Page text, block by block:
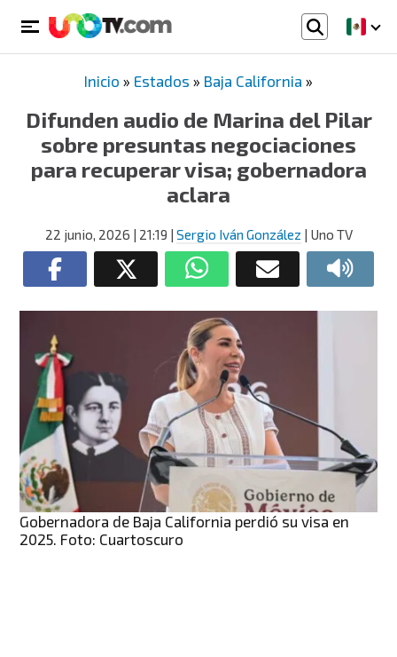
Inicio » Estados » Baja California »
Difunden audio de Marina del Pilar
sobre presuntas negociaciones
para recuperar visa; gobernadora
aclara
22 junio, 2026 | 21:19 | Sergio Iván González | Uno TV
Gobernadora de Baja California perdió su visa en
2025. Foto: Cuartoscuro